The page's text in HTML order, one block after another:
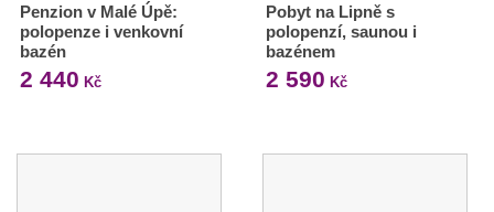
Penzion v Malé Úpě:
polopenze i venkovní
bazén
2 440 Kč
Pobyt na Lipně s
polopenzí, saunou i
bazénem
2 590 Kč